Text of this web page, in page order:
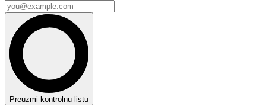
Preuzmi kontrolnu listu